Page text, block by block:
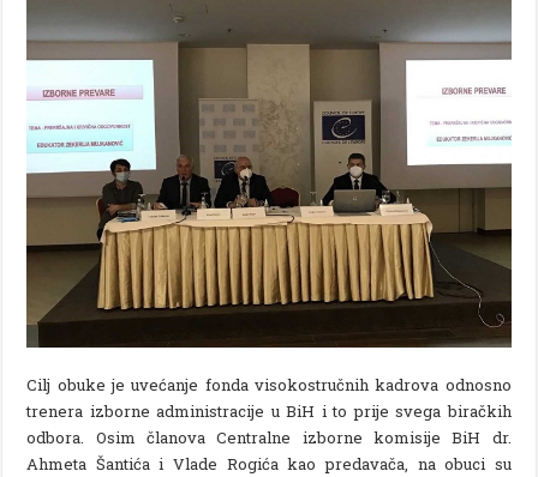
Cilj obuke je uvećanje fonda visokostručnih kadrova odnosno
trenera izborne administracije u BiH i to prije svega biračkih
odbora. Osim članova Centralne izborne komisije BiH dr.
Ahmeta Šantića i Vlade Rogića kao predavača, na obuci su